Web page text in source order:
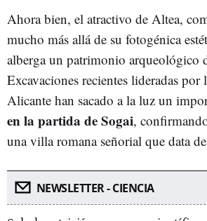
Ahora bien, el atractivo de Altea,
mucho más allá de su fotogénica
alberga un patrimonio arqueológico
Excavaciones recientes lideradas
Alicante han sacado a la luz un
en la partida de Sogai,
una villa romana señorial que data
NEWSLETTER - CIENCIA